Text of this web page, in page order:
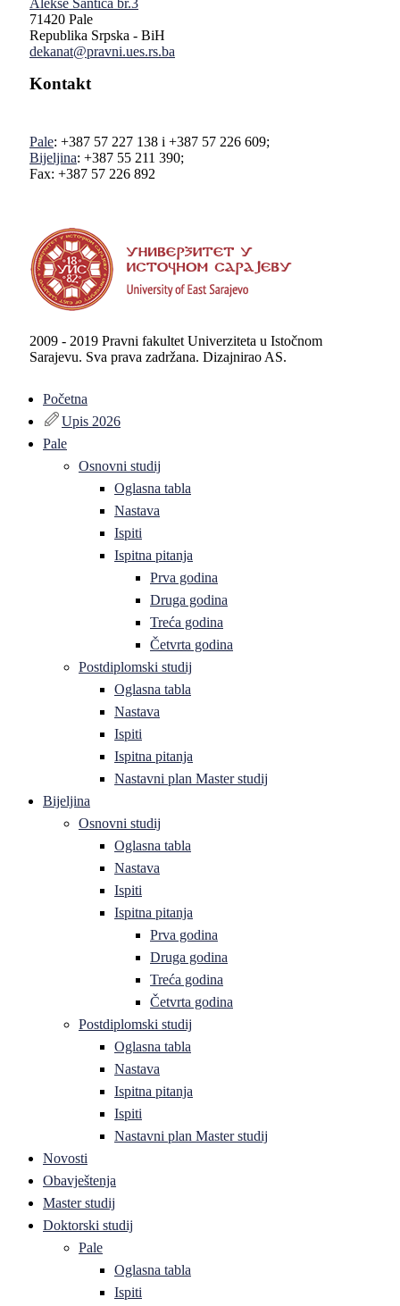
Alekse Šantića br.3
71420 Pale
Republika Srpska - BiH
dekanat@pravni.ues.rs.ba
Kontakt
Pale: +387 57 227 138 i +387 57 226 609;
Bijeljina: +387 55 211 390;
Fax: +387 57 226 892
2009 - 2019 Pravni fakultet Univerziteta u Istočnom
Sarajevu. Sva prava zadržana. Dizajnirao AS.
Početna
Upis 2026
Pale
Osnovni studij
Oglasna tabla
Nastava
Ispiti
Ispitna pitanja
Prva godina
Druga godina
Treća godina
Četvrta godina
Postdiplomski studij
Oglasna tabla
Nastava
Ispiti
Ispitna pitanja
Nastavni plan Master studij
Bijeljina
Osnovni studij
Oglasna tabla
Nastava
Ispiti
Ispitna pitanja
Prva godina
Druga godina
Treća godina
Četvrta godina
Postdiplomski studij
Oglasna tabla
Nastava
Ispitna pitanja
Ispiti
Nastavni plan Master studij
Novosti
Obavještenja
Master studij
Doktorski studij
Pale
Oglasna tabla
Ispiti